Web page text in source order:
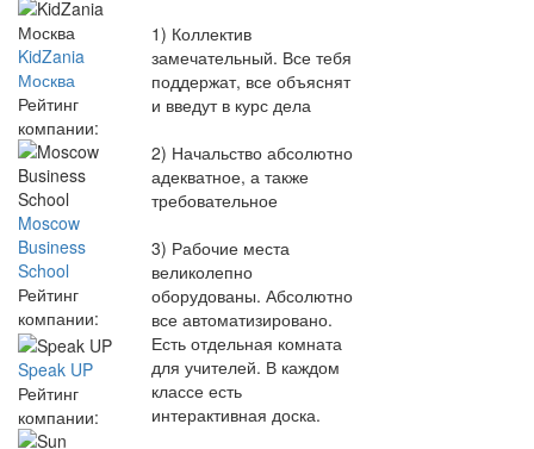
KidZania
Москва
Рейтинг
компании:
Moscow
Business
School
Рейтинг
компании:
Speak UP
Рейтинг
компании:
1) Коллектив
замечательный. Все тебя
поддержат, все объяснят
и введут в курс дела
2) Начальство абсолютно
адекватное, а также
требовательное
3) Рабочие места
великолепно
оборудованы. Абсолютно
все автоматизировано.
Есть отдельная комната
для учителей. В каждом
классе есть
интерактивная доска.